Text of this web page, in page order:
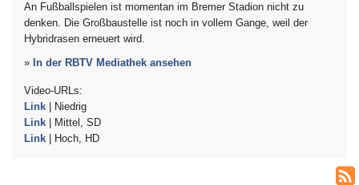
An Fußballspielen ist momentan im Bremer Stadion nicht zu
denken. Die Großbaustelle ist noch in vollem Gange, weil der
Hybridrasen erneuert wird.
» In der RBTV Mediathek ansehen
Video-URLs:
Link | Niedrig
Link | Mittel, SD
Link | Hoch, HD